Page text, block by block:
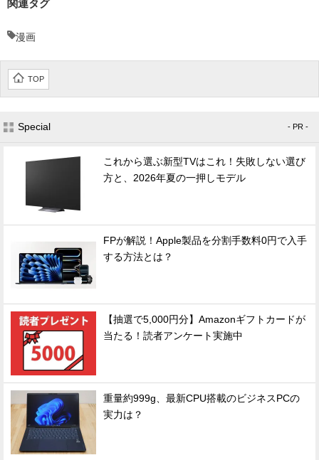
関連タグ
漫画
TOP
Special - PR -
これから選ぶ新型TVはこれ！失敗しない選び
方と、2026年夏の一押しモデル
FPが解説！Apple製品を分割手数料0円で入手
する方法とは？
【抽選で5,000円分】Amazonギフトカードが
当たる！読者アンケート実施中
重量約999g、最新CPU搭載のビジネスPCの
実力は？